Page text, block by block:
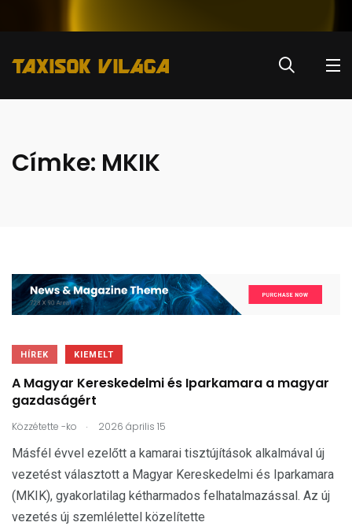
Címke: MKIK
HÍREK KIEMELT
A Magyar Kereskedelmi és Iparkamara a magyar
gazdaságért
Közzétette -ko . 2026 április 15
Másfél évvel ezelőtt a kamarai tisztújítások alkalmával új
vezetést választott a Magyar Kereskedelmi és Iparkamara
(MKIK), gyakorlatilag kétharmados felhatalmazással. Az új
vezetés új szemlélettel közelítette